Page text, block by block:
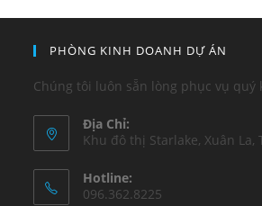
PHÒNG KINH DOANH DỰ ÁN
Chúng tôi luôn sẵn lòng phục vụ quý
Địa Chỉ:
Khu đô thị Starlake, Xuân La,
Hotline:
096.362.8225